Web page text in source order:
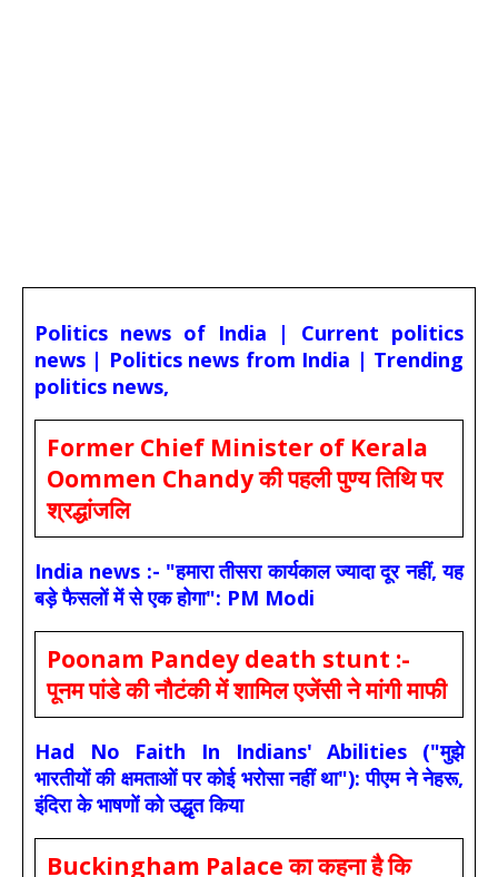
Politics news of India | Current politics
news | Politics news from India | Trending
politics news,
Former Chief Minister of Kerala
Oommen Chandy की पहली पुण्य तिथि पर
श्रद्धांजलि
India news :- "हमारा तीसरा कार्यकाल ज्यादा दूर नहीं, यह
बड़े फैसलों में से एक होगा": PM Modi
Poonam Pandey death stunt :-
पूनम पांडे की नौटंकी में शामिल एजेंसी ने मांगी माफी
Had No Faith In Indians' Abilities ("मुझे
भारतीयों की क्षमताओं पर कोई भरोसा नहीं था"): पीएम ने नेहरू,
इंदिरा के भाषणों को उद्धृत किया
Buckingham Palace का कहना है कि